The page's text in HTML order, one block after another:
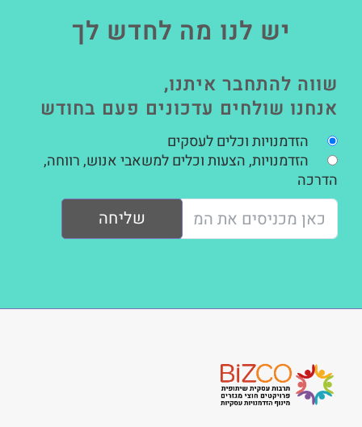
יש לנו מה לחדש לך
שווה להתחבר איתנו,
אנחנו שולחים עדכונים פעם בחודש
הזדמנויות וכלים לעסקים
הזדמנויות, הצעות וכלים למשאבי אנוש, רווחה,
הדרכה
שליחה